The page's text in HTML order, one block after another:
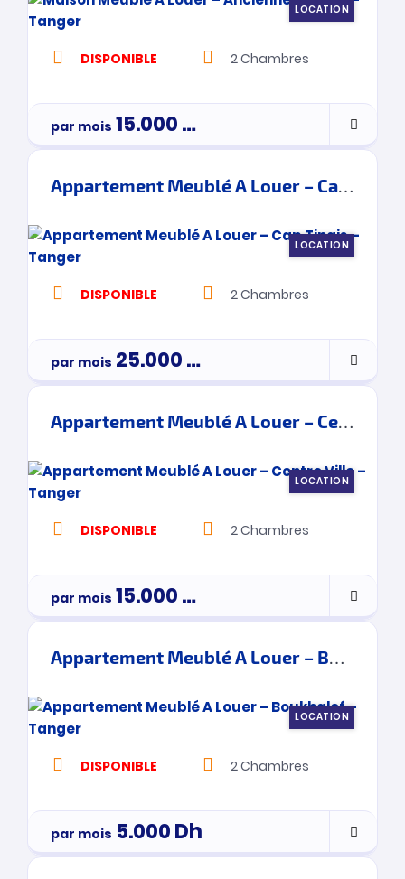
LOCATION
DISPONIBLE 2Chambres
par mois 15.000Dh
Appartement Meublé A Louer – Cap Tingis – Tanger
LOCATION
DISPONIBLE 2Chambres
par mois 25.000Dh
Appartement Meublé A Louer – Centre Ville – Tanger
LOCATION
DISPONIBLE 2Chambres
par mois 15.000Dh
Appartement Meublé A Louer – Boukhalef – Tanger
LOCATION
DISPONIBLE 2Chambres
par mois 5.000Dh